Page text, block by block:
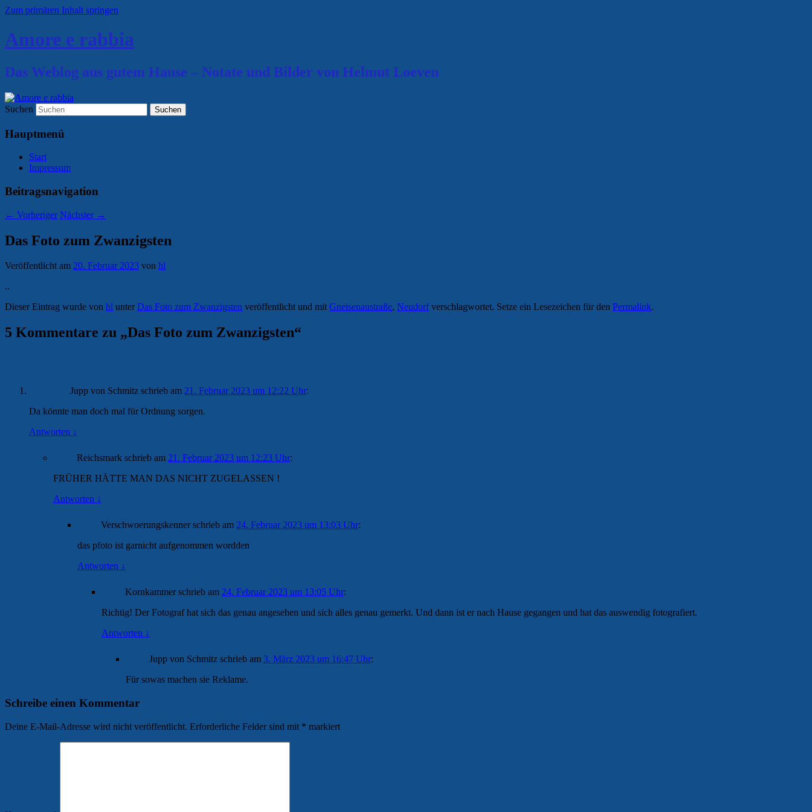
Zum primären Inhalt springen
Amore e rabbia
Das Weblog aus gutem Hause – Notate und Bilder von Helmut Loeven
Suchen
Hauptmenü
Start
Impressum
Beitragsnavigation
← Vorheriger Nächster →
Das Foto zum Zwanzigsten
Veröffentlicht am 20. Februar 2023 von hl
..
Dieser Eintrag wurde von hl unterDas Foto zum Zwanzigsten veröffentlicht und mitGneisenaustraße, Neudorfverschlagwortet. Setze ein Lesezeichen für den Permalink.
5 Kommentare zu „Das Foto zum Zwanzigsten“
Jupp von Schmitz schrieb am 21. Februar 2023 um 12:22 Uhr:
Da könnte man doch mal für Ordnung sorgen.
Antworten ↓
Reichsmark schrieb am 21. Februar 2023 um 12:23 Uhr:
FRÜHER HÄTTE MAN DAS NICHT ZUGELASSEN !
Antworten ↓
Verschwoerungskenner schrieb am 24. Februar 2023 um 13:03 Uhr:
das pfoto ist garnicht aufgenommen wordden
Antworten ↓
Kornkammer schrieb am 24. Februar 2023 um 13:05 Uhr:
Richtig! Der Fotograf hat sich das genau angesehen und sich alles genau gemerkt. Und dann ist er nach Hause gegangen und hat das auswendig fotografiert.
Antworten ↓
Jupp von Schmitz schrieb am 3. März 2023 um 16:47 Uhr:
Für sowas machen sie Reklame.
Schreibe einen Kommentar
Deine E-Mail-Adresse wird nicht veröffentlicht. Erforderliche Felder sind mit * markiert